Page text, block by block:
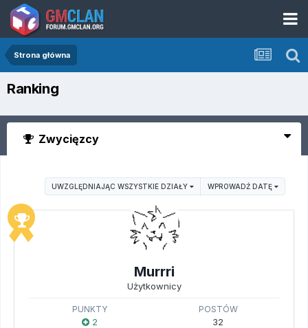
Strona główna
Ranking
Zwycięzcy
UWZGLĘDNIAJĄC WSZYSTKIE DZIAŁY WPROWADŹ DATĘ
Murrri
Użytkownicy
PUNKTY
2
POSTÓW
32